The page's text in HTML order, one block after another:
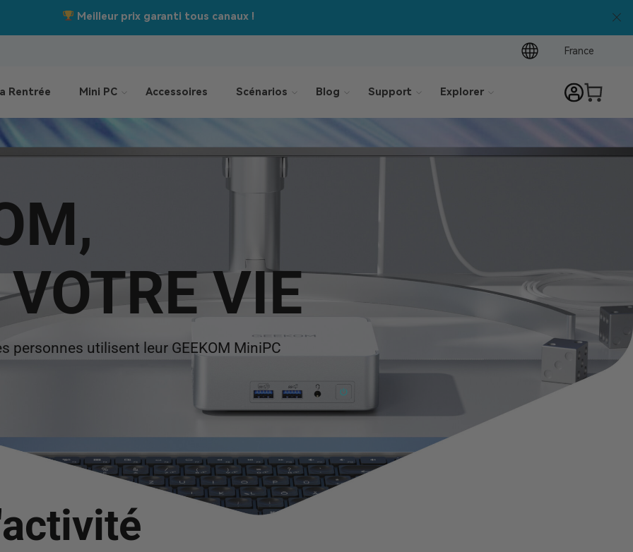
Offres de la rentrée :Jusqu’à –550 €
France
Rentrée Mini PC Accessoires Scénarios Blog Support Explorer
VIE
personnes utilisent leur GEEKOM MiniPC